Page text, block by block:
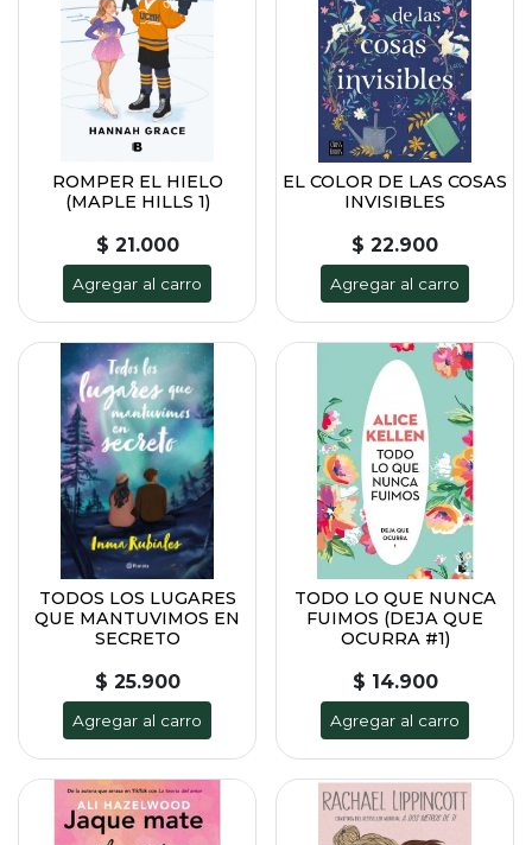
ROMPER EL HIELO
(MAPLE HILLS 1)
$ 21.000
Agregar al carro
EL COLOR DE LAS COSAS
INVISIBLES
$ 22.900
Agregar al carro
TODOS LOS LUGARES
QUE MANTUVIMOS EN
SECRETO
$ 25.900
Agregar al carro
TODO LO QUE NUNCA
FUIMOS (DEJA QUE
OCURRA #1)
$ 14.900
Agregar al carro